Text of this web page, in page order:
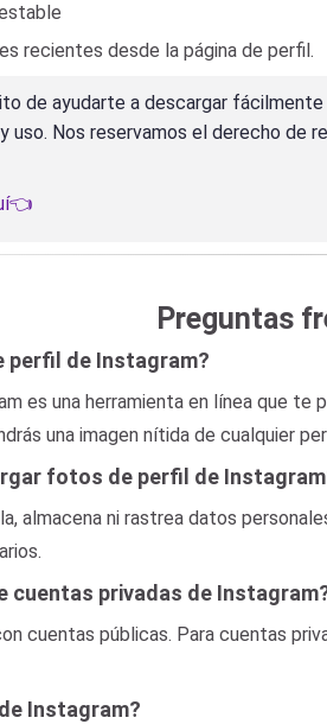
recientes desde la página de perfil.
de ayudarte a descargar
Nos reservamos el derecho de
Preguntas
perfil de Instagram?
es una herramienta en línea que
una imagen nítida de cualquier
fotos de perfil de
almacena ni rastrea datos
privadas de
cuentas públicas. Para cuentas
Instagram?